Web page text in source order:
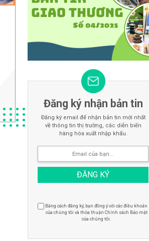
Đăng ký nhận bản tin
Đăng ký email để nhận bản tin mới nhất
về thông tin thị trường, các diễn biến
hàng hóa xuất nhập khẩu.
Bằng cách đăng ký, bạn đồng ý với các điều khoản
của chúng tôi và thỏa thuận Chính sách Bảo mật
của chúng tôi.